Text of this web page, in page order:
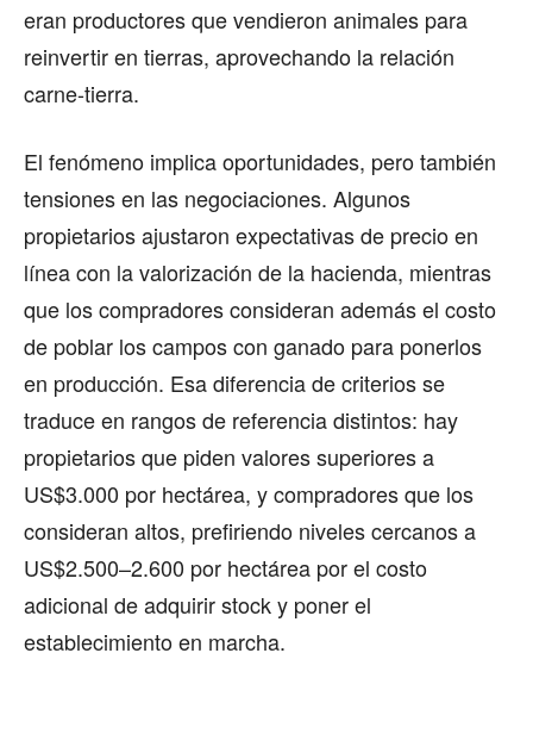
eran productores que vendieron animales para
reinvertir en tierras, aprovechando la relación
carne-tierra.
El fenómeno implica oportunidades, pero también
tensiones en las negociaciones. Algunos
propietarios ajustaron expectativas de precio en
línea con la valorización de la hacienda, mientras
que los compradores consideran además el costo
de poblar los campos con ganado para ponerlos
en producción. Esa diferencia de criterios se
traduce en rangos de referencia distintos: hay
propietarios que piden valores superiores a
US$3.000 por hectárea, y compradores que los
consideran altos, prefiriendo niveles cercanos a
US$2.500–2.600 por hectárea por el costo
adicional de adquirir stock y poner el
establecimiento en marcha.